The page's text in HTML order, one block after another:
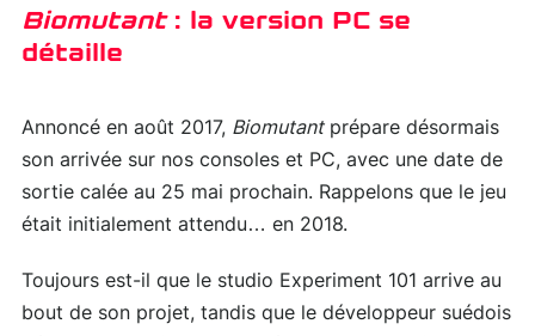
Biomutant : la version PC se
détaille
Annoncé en août 2017, Biomutantprépare désormais
son arrivée sur nos consoles et PC, avec une date de
sortie calée au 25 mai prochain. Rappelons que le jeu
était initialement attendu… en 2018.
Toujours est-il que le studio Experiment 101 arrive au
bout de son projet, tandis que le développeur suédois